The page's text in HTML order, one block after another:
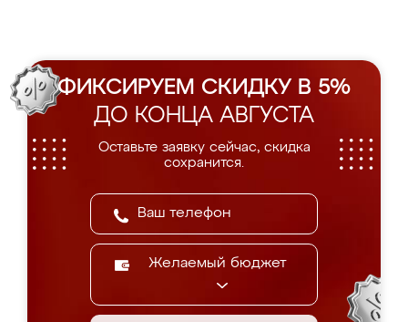
ФИКСИРУЕМ СКИДКУ В 5%
ДО КОНЦА АВГУСТА
Оставьте заявку сейчас, скидка
сохранится.
Желаемый бюджет